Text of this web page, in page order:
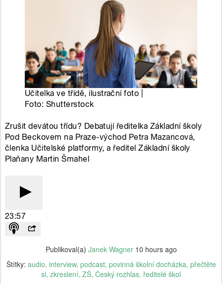
Publikoval(a) Janek Wagner 10 hours ago
Štítky: audio interview podcast povinná školní docházka přečtěte
si zkreslení ZŠ Český rozhlas ředitelé škol